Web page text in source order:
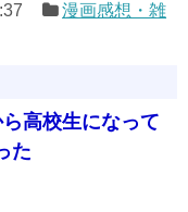
漫画感想・雑
高校生になって
た